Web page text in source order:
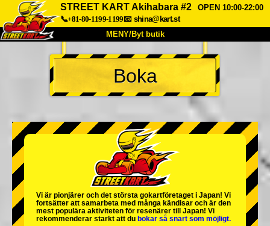
STREET KART Akihabara #2
OPEN 10:00-22:00
📞+81-80-1199-1199📧 shina@kart.st
MENY/Byt butik
HEM
Om oss Specifikationer Pris
Företag Boka
Byt butik
Tokyo Shinagawa Tokyo Akihabara#1
Tokyo Akihabara#2
Tokyo Shibuya Annex Tokyo Bay
Tokyo Asakusa Osaka
Boka
Vi är pionjärer och det största gokartföretaget i Japan! Vi
fortsätter att samarbeta med många kändisar och är den
mest populära aktiviteten för resenärer till Japan! Vi
rekommenderar starkt att du bokar så snart som möjligt.